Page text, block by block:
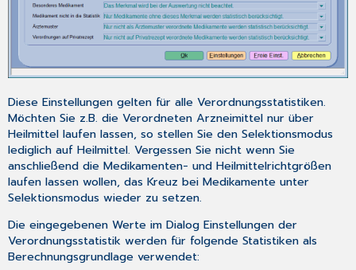
Diese Einstellungen gelten für alle Verordnungsstatistiken.
Möchten Sie z.B. die Verordneten Arzneimittel nur über
Heilmittel laufen lassen, so stellen Sie den Selektionsmodus
lediglich auf Heilmittel. Vergessen Sie nicht wenn Sie
anschließend die Medikamenten- und Heilmittelrichtgrößen
laufen lassen wollen, das Kreuz bei Medikamente unter
Selektionsmodus wieder zu setzen.
Die eingegebenen Werte im DialogEinstellungen der
Verordnungsstatistik werden für folgende Statistiken als
Berechnungsgrundlage verwendet: